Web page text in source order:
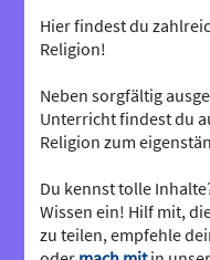
Hier findest du
Religion!
Neben sorgfältig
Unterricht findest du
Religion zum
Du kennst tolle
Wissen ein! Hilf mit,
zu teilen, empfehle